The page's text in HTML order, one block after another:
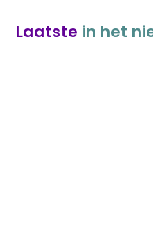
Laatste in het